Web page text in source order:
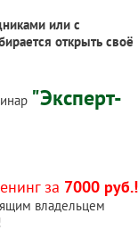
или с
открыть своё
"Эксперт-
за 7000 руб.!
владельцем